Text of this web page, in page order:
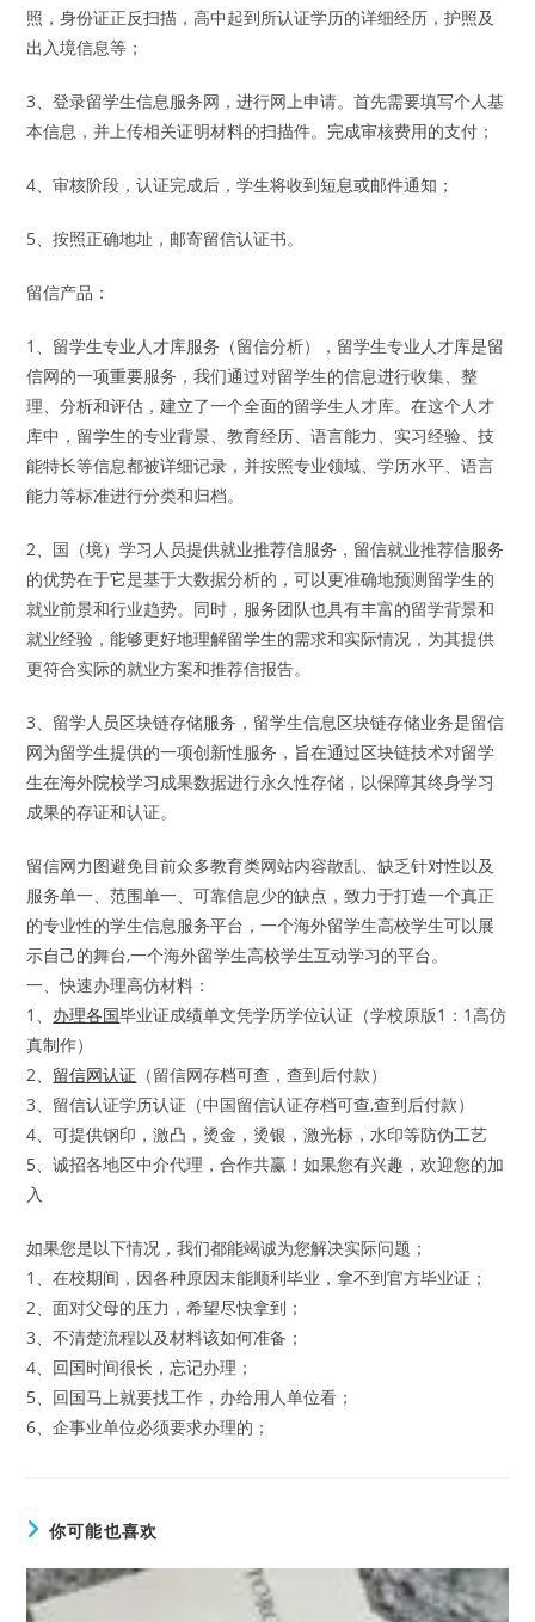
照，身份证正反扫描，高中起到所认证学历的详细经历，护照及
出入境信息等；
3、登录留学生信息服务网，进行网上申请。首先需要填写个人基
本信息，并上传相关证明材料的扫描件。完成审核费用的支付；
4、审核阶段，认证完成后，学生将收到短息或邮件通知；
5、按照正确地址，邮寄留信认证书。
留信产品：
1、留学生专业人才库服务（留信分析），留学生专业人才库是留
信网的一项重要服务，我们通过对留学生的信息进行收集、整
理、分析和评估，建立了一个全面的留学生人才库。在这个人才
库中，留学生的专业背景、教育经历、语言能力、实习经验、技
能特长等信息都被详细记录，并按照专业领域、学历水平、语言
能力等标准进行分类和归档。
2、国（境）学习人员提供就业推荐信服务，留信就业推荐信服务
的优势在于它是基于大数据分析的，可以更准确地预测留学生的
就业前景和行业趋势。同时，服务团队也具有丰富的留学背景和
就业经验，能够更好地理解留学生的需求和实际情况，为其提供
更符合实际的就业方案和推荐信报告。
3、留学人员区块链存储服务，留学生信息区块链存储业务是留信
网为留学生提供的一项创新性服务，旨在通过区块链技术对留学
生在海外院校学习成果数据进行永久性存储，以保障其终身学习
成果的存证和认证。
留信网力图避免目前众多教育类网站内容散乱、缺乏针对性以及
服务单一、范围单一、可靠信息少的缺点，致力于打造一个真正
的专业性的学生信息服务平台，一个海外留学生高校学生可以展
示自己的舞台,一个海外留学生高校学生互动学习的平台。
一、快速办理高仿材料：
1、 办理各国毕业证成绩单文凭学历学位认证（学校原版1：1高仿
真制作）
2、 留信网认证 （留信网存档可查，查到后付款）
3、留信认证学历认证（中国留信认证存档可查,查到后付款）
4、可提供钢印，激凸，烫金，烫银，激光标，水印等防伪工艺
5、诚招各地区中介代理，合作共赢！如果您有兴趣，欢迎您的加
入
如果您是以下情况，我们都能竭诚为您解决实际问题；
1、在校期间，因各种原因未能顺利毕业，拿不到官方毕业证；
2、面对父母的压力，希望尽快拿到；
3、不清楚流程以及材料该如何准备；
4、回国时间很长，忘记办理；
5、回国马上就要找工作，办给用人单位看；
6、企事业单位必须要求办理的；
你可能也喜欢